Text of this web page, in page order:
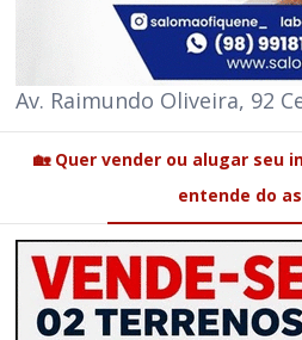
Av. Raimundo Oliveira, 92
🏡 Quer vender ou alugar seu
entende do